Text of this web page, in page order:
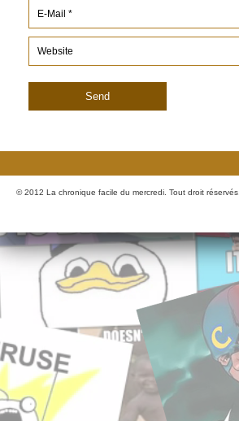
© 2012 La chronique facile du mercredi. Tout droit réservés.